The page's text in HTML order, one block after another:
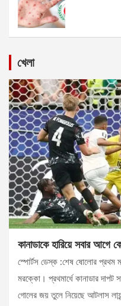
খেলা
কানাডাকে হারিয়ে সবার আগে
স্পোর্টস ডেস্ক :শেষ ষোলোর প্রথম
মরক্কো। প্রথমার্ধে কানাডার দাপট
গোলের জয় তুলে নিয়েছে আটলাস